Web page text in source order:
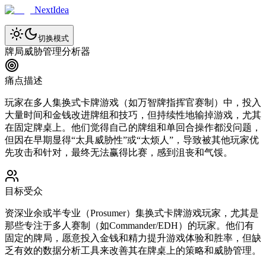
NextIdea
切换模式
牌局威胁管理分析器
痛点描述
玩家在多人集换式卡牌游戏（如万智牌指挥官赛制）中，投入
大量时间和金钱改进牌组和技巧，但持续性地输掉游戏，尤其
在固定牌桌上。他们觉得自己的牌组和单回合操作都没问题，
但因在早期显得“太具威胁性”或“太烦人”，导致被其他玩家优
先攻击和针对，最终无法赢得比赛，感到沮丧和气馁。
目标受众
资深业余或半专业（Prosumer）集换式卡牌游戏玩家，尤其是
那些专注于多人赛制（如Commander/EDH）的玩家。他们有
固定的牌局，愿意投入金钱和精力提升游戏体验和胜率，但缺
乏有效的数据分析工具来改善其在牌桌上的策略和威胁管理。